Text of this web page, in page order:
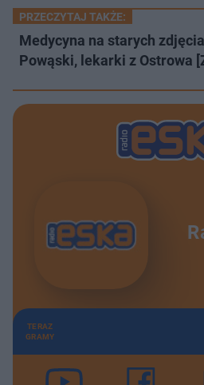
PRZECZYTAJ TAKŻE:
Medycyna na starych
Powąski, lekarki z Ostrowa
TERAZ
GRAMY